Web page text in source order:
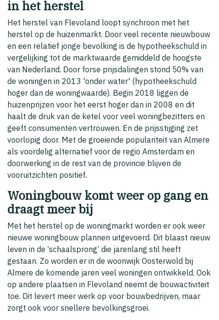
in het herstel
Het herstel van Flevoland loopt synchroon met het
herstel op de huizenmarkt. Door veel recente nieuwbouw
en een relatief jonge bevolking is de hypotheekschuld in
vergelijking tot de marktwaarde gemiddeld de hoogste
van Nederland. Door forse prijsdalingen stond 50% van
de woningen in 2013 'onder water' (hypotheekschuld
hoger dan de woningwaarde). Begin 2018 liggen de
huizenprijzen voor het eerst hoger dan in 2008 en dit
haalt de druk van de ketel voor veel woningbezitters en
geeft consumenten vertrouwen. En de prijsstijging zet
voorlopig door. Met de groeiende populariteit van Almere
als voordelig alternatief voor de regio Amsterdam en
doorwerking in de rest van de provincie blijven de
vooruitzichten positief.
Woningbouw komt weer op gang en
draagt meer bij
Met het herstel op de woningmarkt worden er ook weer
nieuwe woningbouw plannen uitgevoerd. Dit blaast nieuw
leven in de ‘schaalsprong’ die jarenlang stil heeft
gestaan. Zo worden er in de woonwijk Oosterwold bij
Almere de komende jaren veel woningen ontwikkeld. Ook
op andere plaatsen in Flevoland neemt de bouwactiviteit
toe. Dit levert meer werk op voor bouwbedrijven, maar
zorgt ook voor snellere bevolkingsgroei.